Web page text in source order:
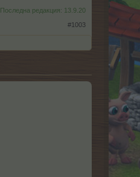
Последна редакция: 13.9.20
#1003